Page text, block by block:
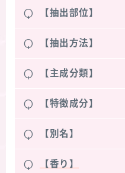
Q 【抽出部位】
Q 【抽出方法】
Q 【主成分類】
Q 【特徴成分】
Q 【別名】
Q 【香り】